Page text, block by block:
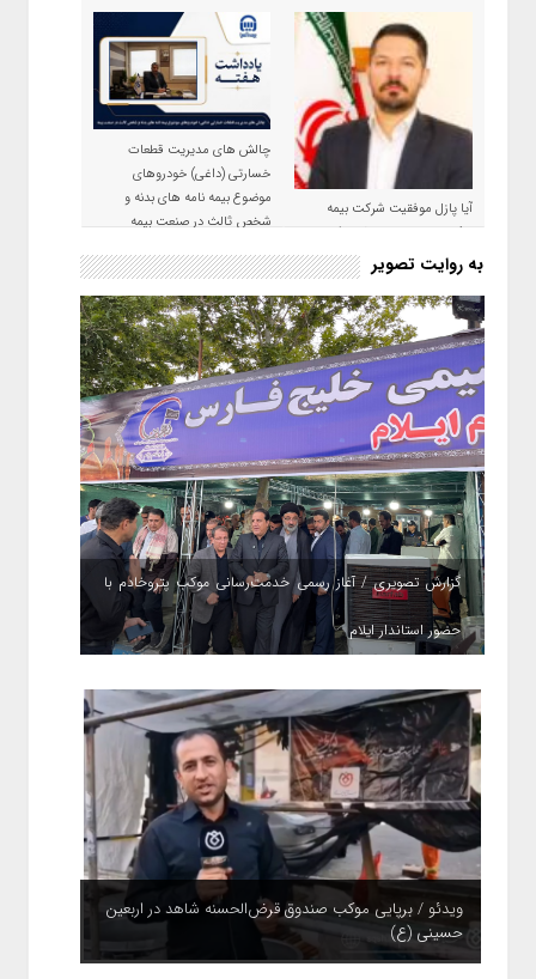
آیا پازل موفقیت شرکت بیمه
حکمت صبا در سال ۱۴۰۵ کامل می
شود؟!
چالش های مدیریت قطعات
خسارتی (داغی) خودروهای
موضوع بیمه نامه های بدنه و
شخص ثالث در صنعت بیمه
به روایت تصویر
گزارش تصویری / آغاز رسمی خدمت‌رسانی موکب پتروخادم با
حضور استاندار ایلام
ویدئو / برپایی موکب صندوق قرض‌الحسنه شاهد در اربعین
حسینی (ع)